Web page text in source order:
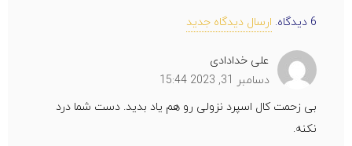
6 دیدگاه. ارسال دیدگاه جدید
علی خدادادی
دسامبر 31, 2023 15:44
بی زحمت کال اسپرد نزولی رو هم یاد بدید. دست شما درد
نکنه.